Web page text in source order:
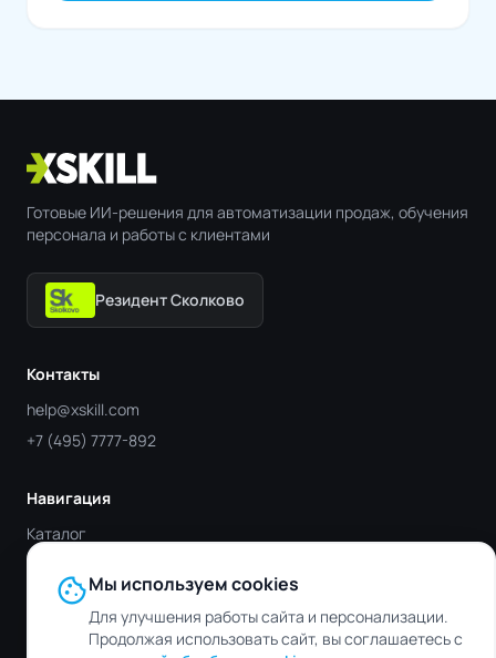
Готовые ИИ-решения для автоматизации продаж, обучения
персонала и работы с клиентами
Резидент Сколково
Контакты
help@xskill.com
+7 (495) 7777-892
Навигация
Каталог
Отрасли
Блог
Контакты
cookieМы используем cookies
Для улучшения работы сайта и персонализации.
Продолжая использовать сайт, вы соглашаетесь с